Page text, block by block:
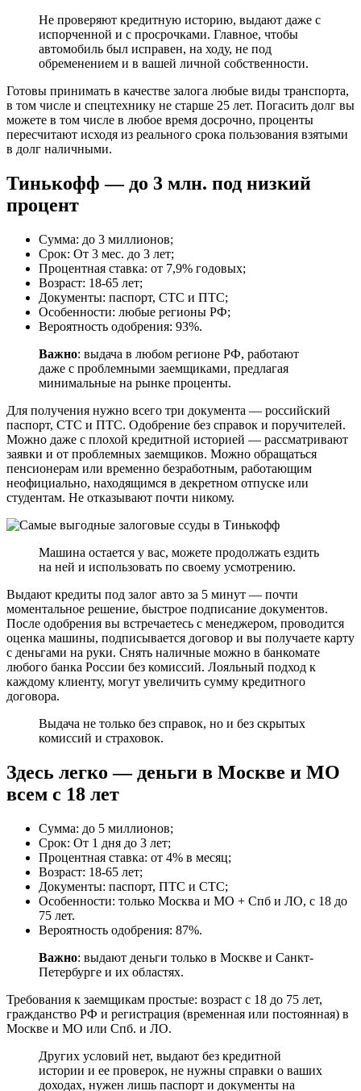
Не проверяют кредитную историю, выдают даже с
испорченной и с просрочками. Главное, чтобы
автомобиль был исправен, на ходу, не под
обременением и в вашей личной собственности.
Готовы принимать в качестве залога любые виды транспорта,
в том числе и спецтехнику не старше 25 лет. Погасить долг вы
можете в том числе в любое время досрочно, проценты
пересчитают исходя из реального срока пользования взятыми
в долг наличными.
Тинькофф — до 3 млн. под низкий
процент
Сумма: до 3 миллионов;
Срок: От 3 мес. до 3 лет;
Процентная ставка: от 7,9% годовых;
Возраст: 18-65 лет;
Документы: паспорт, СТС и ПТС;
Особенности: любые регионы РФ;
Вероятность одобрения: 93%.
Важно: выдача в любом регионе РФ, работают
даже с проблемными заемщиками, предлагая
минимальные на рынке проценты.
Для получения нужно всего три документа — российский
паспорт, СТС и ПТС. Одобрение без справок и поручителей.
Можно даже с плохой кредитной историей — рассматривают
заявки и от проблемных заемщиков. Можно обращаться
пенсионерам или временно безработным, работающим
неофициально, находящимся в декретном отпуске или
студентам. Не отказывают почти никому.
Машина остается у вас, можете продолжать ездить
на ней и использовать по своему усмотрению.
Выдают кредиты под залог авто за 5 минут — почти
моментальное решение, быстрое подписание документов.
После одобрения вы встречаетесь с менеджером, проводится
оценка машины, подписывается договор и вы получаете карту
с деньгами на руки. Снять наличные можно в банкомате
любого банка России без комиссий. Лояльный подход к
каждому клиенту, могут увеличить сумму кредитного
договора.
Выдача не только без справок, но и без скрытых
комиссий и страховок.
Здесь легко — деньги в Москве и МО
всем с 18 лет
Сумма: до 5 миллионов;
Срок: От 1 дня до 3 лет;
Процентная ставка: от 4% в месяц;
Возраст: 18-65 лет;
Документы: паспорт, ПТС и СТС;
Особенности: только Москва и МО + Спб и ЛО, с 18 до
75 лет.
Вероятность одобрения: 87%.
Важно: выдают деньги только в Москве и Санкт-
Петербурге и их областях.
Требования к заемщикам простые: возраст с 18 до 75 лет,
гражданство РФ и регистрация (временная или постоянная) в
Москве и МО или Спб. и ЛО.
Других условий нет, выдают без кредитной
истории и ее проверок, не нужны справки о ваших
доходах, нужен лишь паспорт и документы на